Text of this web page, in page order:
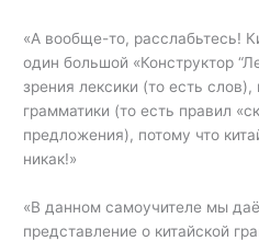
«А вообще-то, расслабьтесь!
один большой «Конструктор
зрения лексики (то есть слов),
грамматики (то есть правил
предложения), потому что
никак!»
«В данном самоучителе мы
представление о китайской